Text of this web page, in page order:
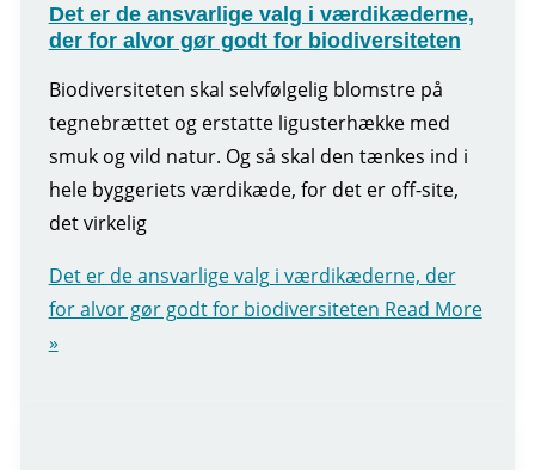
Det er de ansvarlige valg i værdikæderne,
der for alvor gør godt for biodiversiteten
Biodiversiteten skal selvfølgelig blomstre på
tegnebrættet og erstatte ligusterhække med
smuk og vild natur. Og så skal den tænkes ind i
hele byggeriets værdikæde, for det er off-site,
det virkelig
Det er de ansvarlige valg i værdikæderne, der
for alvor gør godt for biodiversiteten Read More
»